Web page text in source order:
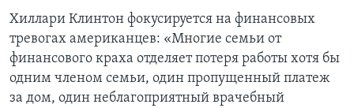
Хиллари Клинтон фокусируется на финансовых
тревогах американцев: «Многие семьи от
финансового краха отделяет потеря работы хотя бы
одним членом семьи, один пропущенный платеж
за дом, один неблагоприятный врачебный